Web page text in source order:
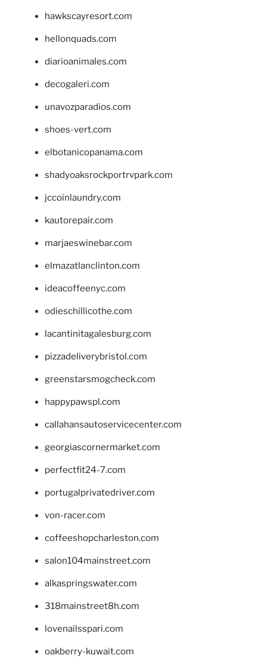
hawkscayresort.com
hellonquads.com
diarioanimales.com
decogaleri.com
unavozparadios.com
shoes-vert.com
elbotanicopanama.com
shadyoaksrockportrvpark.com
jccoinlaundry.com
kautorepair.com
marjaeswinebar.com
elmazatlanclinton.com
ideacoffeenyc.com
odieschillicothe.com
lacantinitagalesburg.com
pizzadeliverybristol.com
greenstarsmogcheck.com
happypawspl.com
callahansautoservicecenter.com
georgiascornermarket.com
perfectfit24-7.com
portugalprivatedriver.com
von-racer.com
coffeeshopcharleston.com
salon104mainstreet.com
alkaspringswater.com
318mainstreet8h.com
lovenailsspari.com
oakberry-kuwait.com